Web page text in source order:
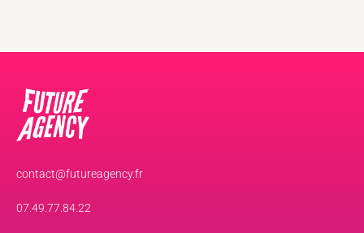
contact@futureagency.fr
07.49.77.84.22